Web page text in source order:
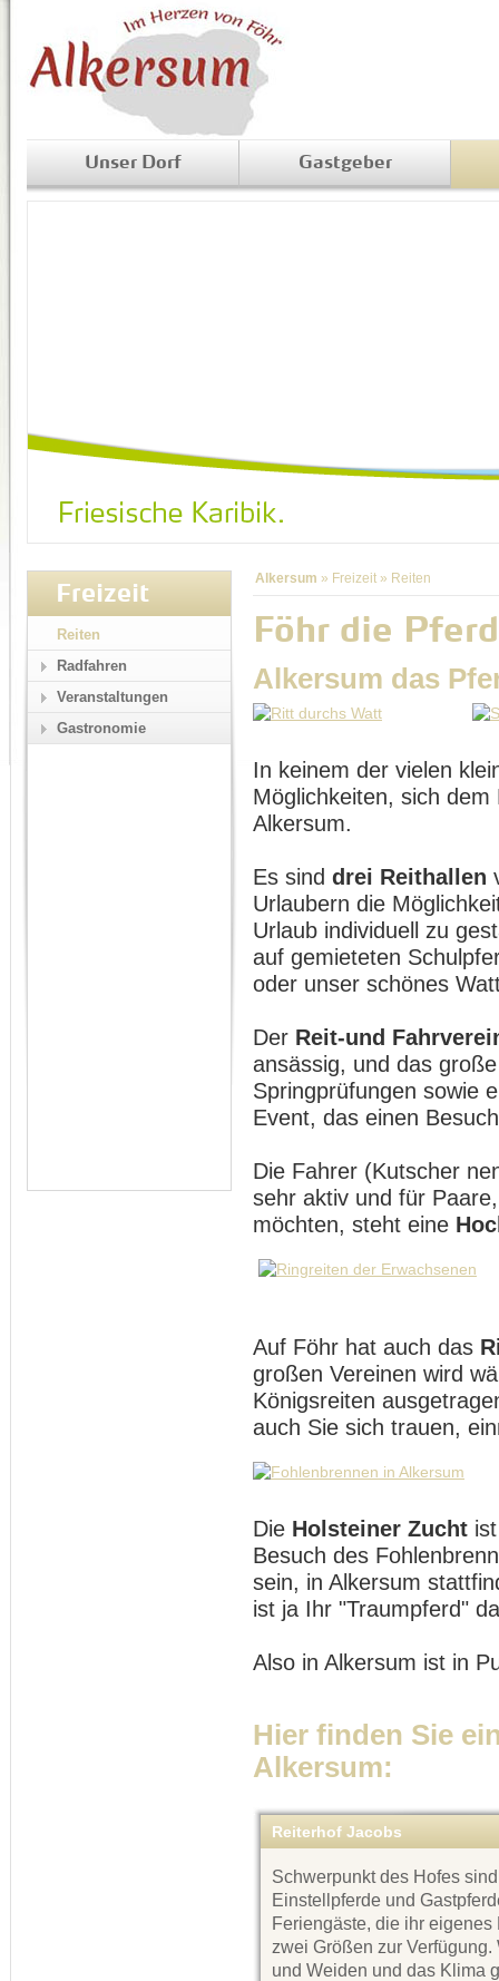
Unser Dorf Gastgeber
Alkersum » Freizeit » Reiten
Föhr die
Alkersum das
In keinem der vielen
Möglichkeiten, sich
Alkersum.
Es sind drei Reithallen
Urlaubern die
Urlaub individuell zu
auf gemieteten
oder unser schönes
Der Reit-und
ansässig, und das
Springprüfungen sowie
Event, das einen
Die Fahrer (Kutscher
sehr aktiv und für
möchten, steht eine
Auf Föhr hat auch das
großen Vereinen wird
Königsreiten
auch Sie sich trauen,
Die Holsteiner Zucht
Besuch des
sein, in Alkersum
ist ja Ihr "Traumpferd"
Also in Alkersum ist in
Hier finden Sie
Alkersum:
Reiterhof Jacobs
Schwerpunkt des Hofes
Einstellpferde und
Feriengäste, die ihr
zwei Größen zur
und Weiden und das Klima
Freizeit
Reiten
Radfahren
Veranstaltungen
Gastronomie